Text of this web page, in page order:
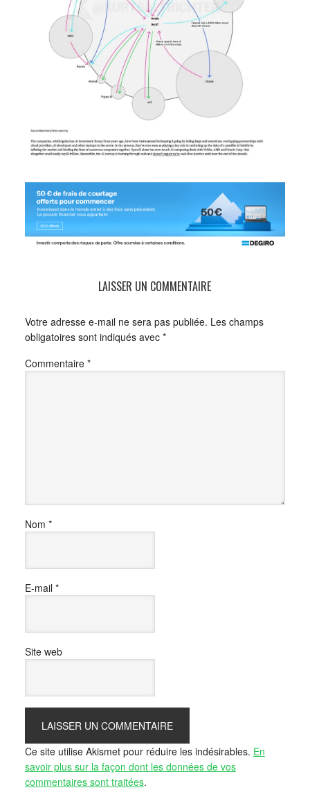
LAISSER UN COMMENTAIRE
Votre adresse e-mail ne sera pas publiée. Les champs
obligatoires sont indiqués avec *
Commentaire *
Nom *
E-mail *
Site web
Ce site utilise Akismet pour réduire les indésirables. En
savoir plus sur la façon dont les données de vos
commentaires sont traitées.